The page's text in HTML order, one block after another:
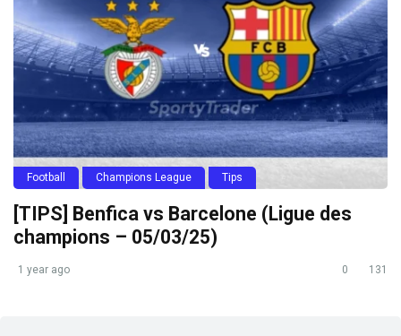
Football Champions League Tips
[TIPS] Benfica vs Barcelone (Ligue des
champions – 05/03/25)
1 year ago 0 131